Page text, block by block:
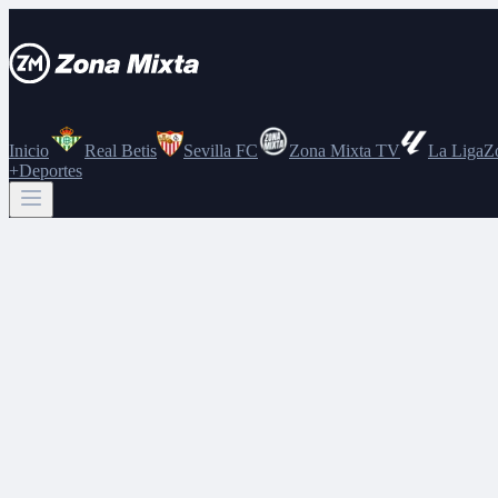
Inicio Real Betis Sevilla FC Zona Mixta TV La Liga
+Deportes